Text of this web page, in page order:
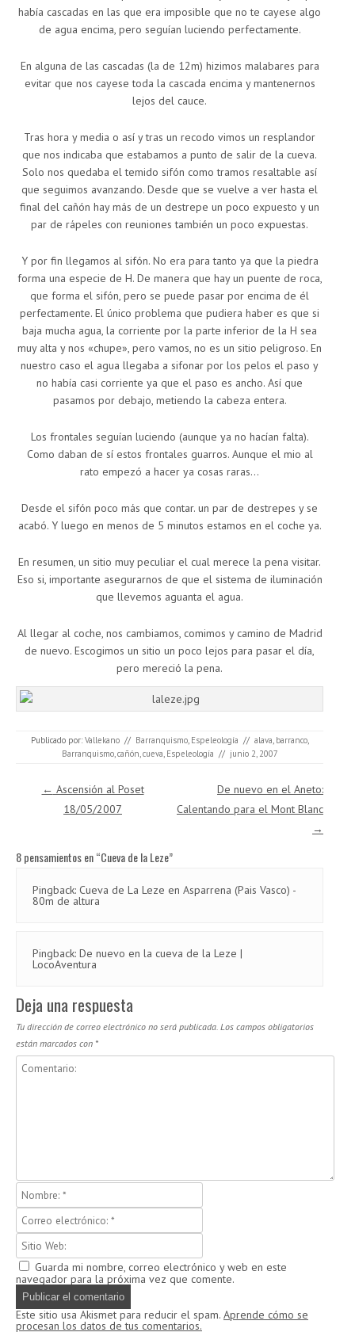
había cascadas en las que era imposible que no te cayese algo
de agua encima, pero seguían luciendo perfectamente.
En alguna de las cascadas (la de 12m) hizimos malabares para
evitar que nos cayese toda la cascada encima y mantenernos
lejos del cauce.
Tras hora y media o así y tras un recodo vimos un resplandor
que nos indicaba que estabamos a punto de salir de la cueva.
Solo nos quedaba el temido sifón como tramos resaltable así
que seguimos avanzando. Desde que se vuelve a ver hasta el
final del cañón hay más de un destrepe un poco expuesto y un
par de rápeles con reuniones también un poco expuestas.
Y por fin llegamos al sifón. No era para tanto ya que la piedra
forma una especie de H. De manera que hay un puente de roca,
que forma el sifón, pero se puede pasar por encima de él
perfectamente. El único problema que pudiera haber es que si
baja mucha agua, la corriente por la parte inferior de la H sea
muy alta y nos «chupe», pero vamos, no es un sitio peligroso. En
nuestro caso el agua llegaba a sifonar por los pelos el paso y
no había casi corriente ya que el paso es ancho. Así que
pasamos por debajo, metiendo la cabeza entera.
Los frontales seguían luciendo (aunque ya no hacían falta).
Como daban de sí estos frontales guarros. Aunque el mio al
rato empezó a hacer ya cosas raras…
Desde el sifón poco más que contar. un par de destrepes y se
acabó. Y luego en menos de 5 minutos estamos en el coche ya.
En resumen, un sitio muy peculiar el cual merece la pena visitar.
Eso si, importante asegurarnos de que el sistema de iluminación
que llevemos aguanta el agua.
Al llegar al coche, nos cambiamos, comimos y camino de Madrid
de nuevo. Escogimos un sitio un poco lejos para pasar el día,
pero mereció la pena.
Publicado por: Vallekano // Barranquismo, Espeleología // alava, barranco,
Barranquismo,cañón,cueva, Espeleología // junio 2, 2007
Navegación de entradas
← Ascensión al Poset
18/05/2007
De nuevo en el Aneto:
Calentando para el Mont Blanc
→
8 pensamientos en “Cueva de la Leze”
Pingback: Cueva de La Leze en Asparrena (Pais Vasco) -
80m de altura
Pingback: De nuevo en la cueva de la Leze |
LocoAventura
Deja una respuesta
Tu dirección de correo electrónico no será publicada. Los campos obligatorios
están marcados con *
Guarda mi nombre, correo electrónico y web en este
navegador para la próxima vez que comente.
Este sitio usa Akismet para reducir el spam. Aprende cómo se
procesan los datos de tus comentarios.